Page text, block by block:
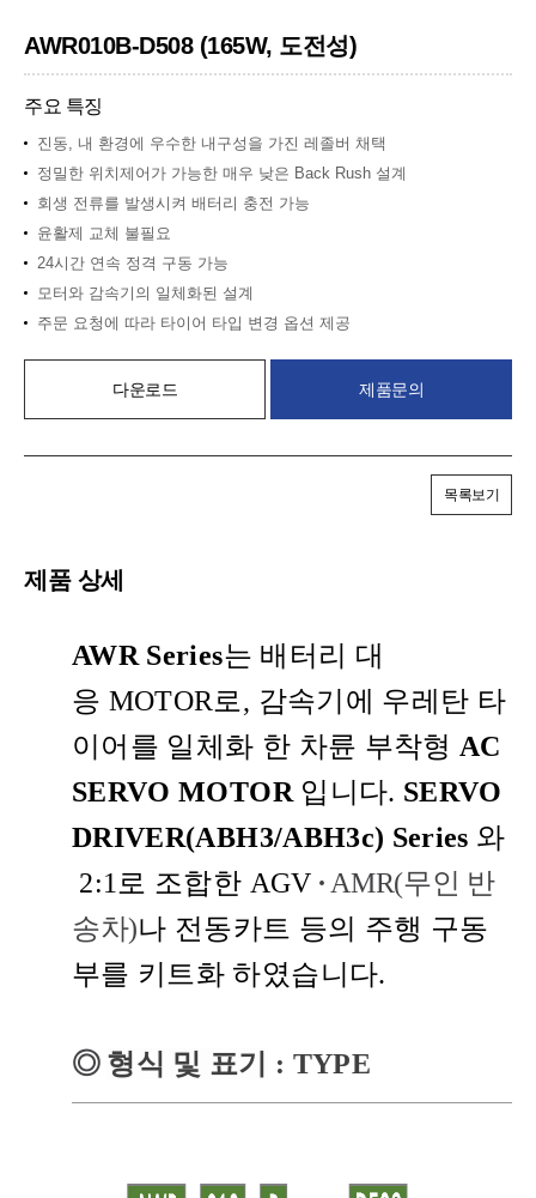
AWR010B-D508 (165W, 도전성)
주요 특징
진동, 내 환경에 우수한 내구성을 가진 레졸버 채택
정밀한 위치제어가 가능한 매우 낮은 Back Rush 설계
회생 전류를 발생시켜 배터리 충전 가능
윤활제 교체 불필요
24시간 연속 정격 구동 가능
모터와 감속기의 일체화된 설계
주문 요청에 따라 타이어 타입 변경 옵션 제공
다운로드 제품문의
목록보기
제품 상세
AWR Series는 배터리 대
응 MOTOR 로 , 감속기에 우레탄 타
이어를 일체화 한 차륜 부착형 AC
SERVO MOTOR 입니다. SERVO
DRIVER(ABH3/ABH3c) Series 와
2:1로 조합한 AGV · AMR(무인 반
송차)나 전동카트 등의 주행 구동
부를 키트화 하였습니다.
◎ 형식 및 표기 : TYPE